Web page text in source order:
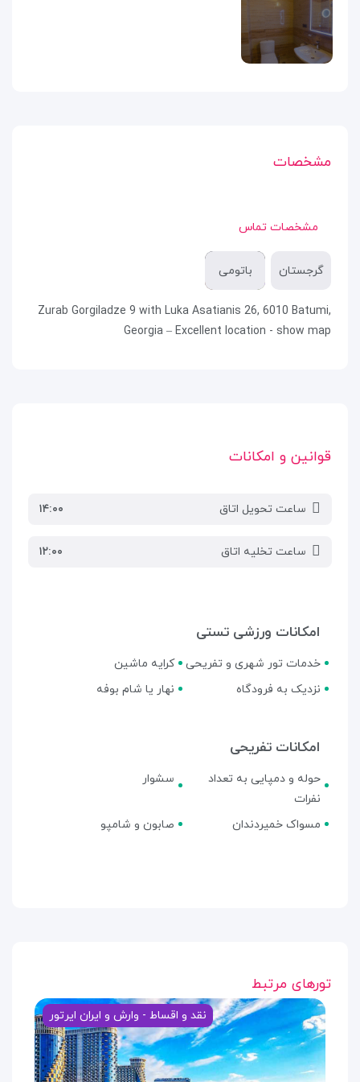
مشخصات
مشخصات تماس
گرجستان باتومی
Zurab Gorgiladze 9 with Luka Asatianis 26, 6010 Batumi,
Georgia – Excellent location - show map
قوانین و امکانات
ساعت تحویل اتاق ۱۴:۰۰
ساعت تخلیه اتاق ۱۲:۰۰
امکانات ورزشی تستی
خدمات تور شهری و تفریحی
کرایه ماشین
نزدیک به فرودگاه
نهار یا شام بوفه
امکانات تفریحی
حوله و دمپایی به تعداد
نفرات
سشوار
مسواک خمیردندان صابون و شامپو
تورهای مرتبط
نقد و اقساط - وارش و ایران ایرتور